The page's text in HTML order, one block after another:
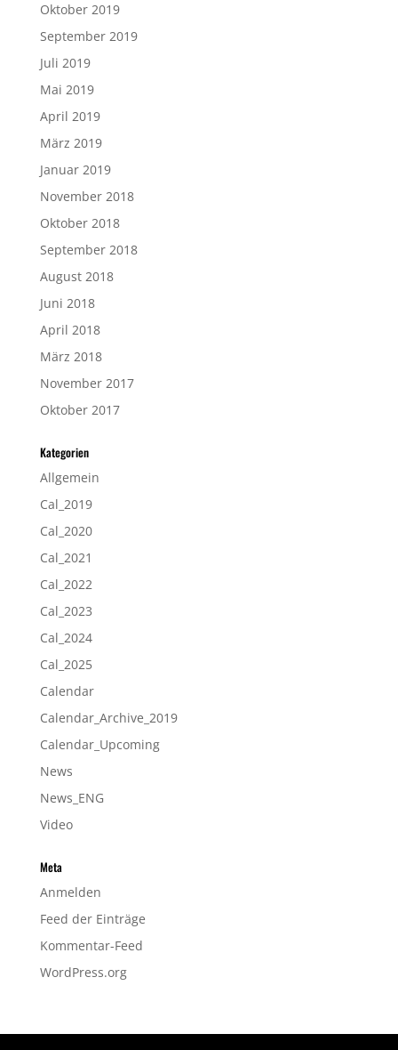
Oktober 2019
September 2019
Juli 2019
Mai 2019
April 2019
März 2019
Januar 2019
November 2018
Oktober 2018
September 2018
August 2018
Juni 2018
April 2018
März 2018
November 2017
Oktober 2017
Kategorien
Allgemein
Cal_2019
Cal_2020
Cal_2021
Cal_2022
Cal_2023
Cal_2024
Cal_2025
Calendar
Calendar_Archive_2019
Calendar_Upcoming
News
News_ENG
Video
Meta
Anmelden
Feed der Einträge
Kommentar-Feed
WordPress.org